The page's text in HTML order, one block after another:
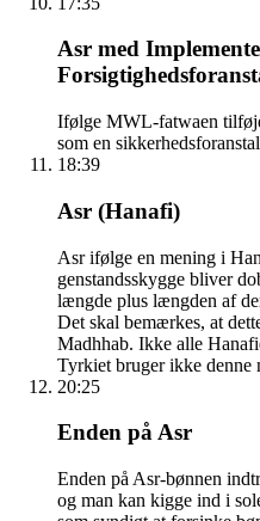
Asr med
Ifølge MWL-fatwaen
som en
18:39
Asr (Hanafi)
Asr ifølge en mening i
genstandsskygge bliver
længde plus længden af
Det skal bemærkes, at
Madhhab. Ikke alle
Tyrkiet bruger ikke denne
20:25
Enden på Asr
Enden på Asr-bønnen
og man kan kigge ind i